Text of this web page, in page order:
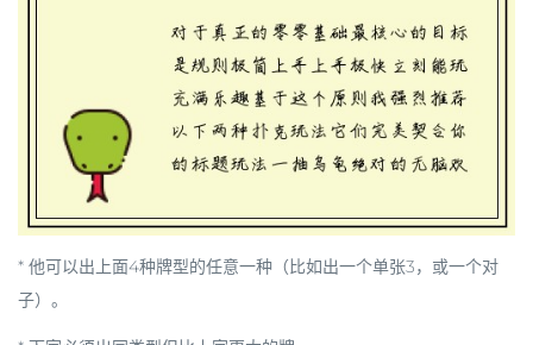
* 他可以出上面4种牌型的任意一种（比如出一个单张3，或一个对
子）。